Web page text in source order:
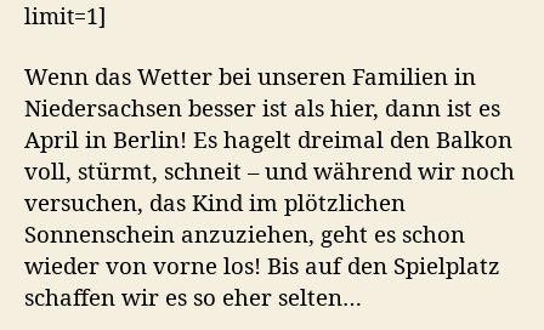
limit=1]
Wenn das Wetter bei unseren Familien in
Niedersachsen besser ist als hier, dann ist es
April in Berlin! Es hagelt dreimal den Balkon
voll, stürmt, schneit – und während wir noch
versuchen, das Kind im plötzlichen
Sonnenschein anzuziehen, geht es schon
wieder von vorne los! Bis auf den Spielplatz
schaffen wir es so eher selten…